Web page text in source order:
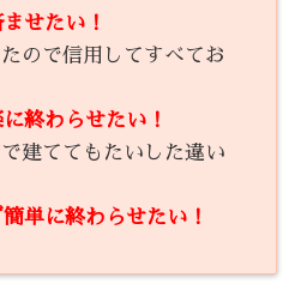
せたい！
ので信用してすべてお
終わらせたい！
建ててもたいした違い
単に終わらせたい！